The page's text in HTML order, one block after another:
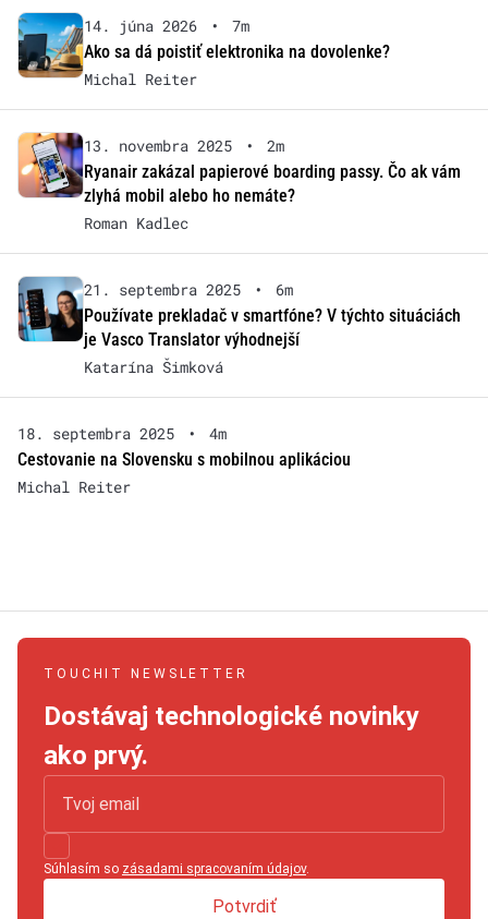
14. júna 2026 •
7m
Ako sa dá poistiť elektronika na dovolenke?
Michal Reiter
13. novembra 2025 •
2m
Ryanair zakázal papierové boarding passy. Čo ak vám
zlyhá mobil alebo ho nemáte?
Roman Kadlec
21. septembra 2025 •
6m
Používate prekladač v smartfóne? V týchto situáciách
je Vasco Translator výhodnejší
Katarína Šimková
18. septembra 2025 •
4m
Cestovanie na Slovensku s mobilnou aplikáciou
Michal Reiter
TOUCHIT NEWSLETTER
Dostávaj technologické novinky
ako prvý.
Súhlasím so zásadami spracovaním údajov.
Potvrdiť